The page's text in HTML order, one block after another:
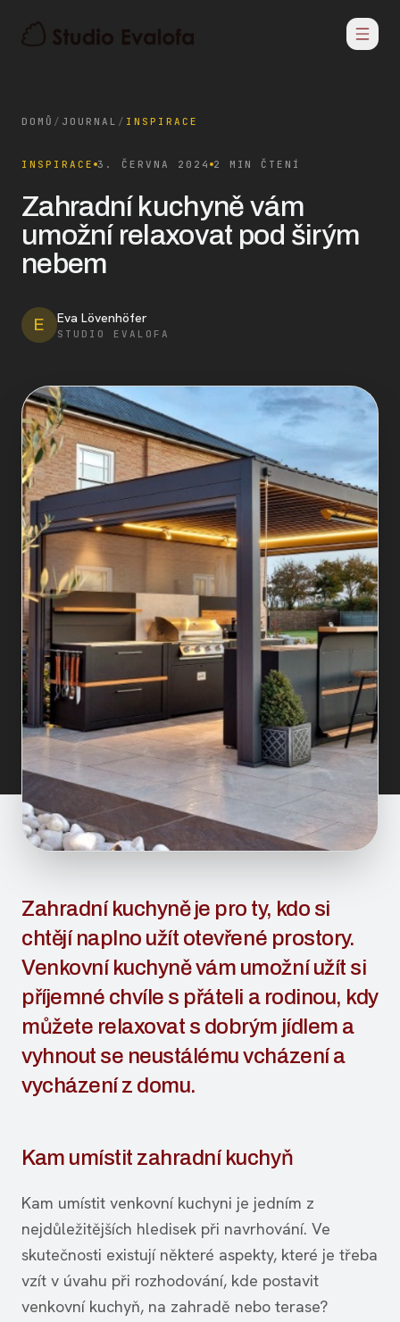
DOMŮ / JOURNAL / INSPIRACE
INSPIRACE 3. ČERVNA 2024 2 MIN ČTENÍ
Zahradní kuchyně vám
umožní relaxovat pod širým
nebem
E Eva Lövenhöfer
STUDIO EVALOFA
Zahradní kuchyně je pro ty, kdo si
chtějí naplno užít otevřené prostory.
Venkovní kuchyně vám umožní užít si
příjemné chvíle s přáteli a rodinou, kdy
můžete relaxovat s dobrým jídlem a
vyhnout se neustálému vcházení a
vycházení z domu.
Kam umístit zahradní kuchyň
Kam umístit venkovní kuchyni je jedním z
nejdůležitějších hledisek při navrhování. Ve
skutečnosti existují některé aspekty, které je třeba
vzít v úvahu při rozhodování, kde postavit
venkovní kuchyň, na zahradě nebo terase?